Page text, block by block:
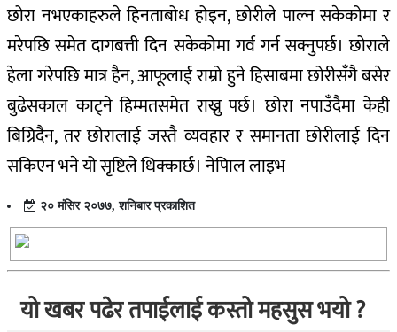
छोरा नभएकाहरुले हिनताबोध होइन, छोरीले पाल्न सकेकोमा र
मरेपछि समेत दागबत्ती दिन सकेकोमा गर्व गर्न सक्नुपर्छ। छोराले
हेला गरेपछि मात्र हैन, आफूलाई राम्रो हुने हिसाबमा छोरीसँगै बसेर
बुढेसकाल काट्ने हिम्मतसमेत राख्नु पर्छ। छोरा नपाउँदैमा केही
बिग्रिदैन, तर छोरालाई जस्तै व्यवहार र समानता छोरीलाई दिन
सकिएन भने यो सृष्टिले धिक्कार्छ। नेपिाल लाइभ
२० मंसिर २०७७, शनिबार प्रकाशित
यो खबर पढेर तपाईलाई कस्तो महसुस भयो ?